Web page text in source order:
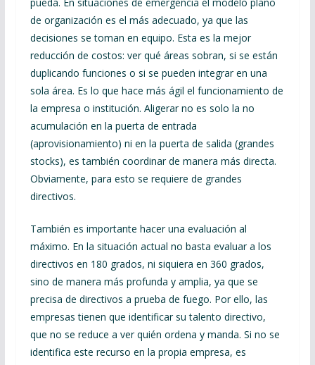
de organización es el más adecuado, ya que las
decisiones se toman en equipo. Esta es la mejor
reducción de costos: ver qué áreas sobran, si se están
duplicando funciones o si se pueden integrar en una
sola área. Es lo que hace más ágil el funcionamiento de
la empresa o institución. Aligerar no es solo la no
acumulación en la puerta de entrada
(aprovisionamiento) ni en la puerta de salida (grandes
stocks), es también coordinar de manera más directa.
Obviamente, para esto se requiere de grandes
directivos.
También es importante hacer una evaluación al
máximo. En la situación actual no basta evaluar a los
directivos en 180 grados, ni siquiera en 360 grados,
sino de manera más profunda y amplia, ya que se
precisa de directivos a prueba de fuego. Por ello, las
empresas tienen que identificar su talento directivo,
que no se reduce a ver quién ordena y manda. Si no se
identifica este recurso en la propia empresa, es